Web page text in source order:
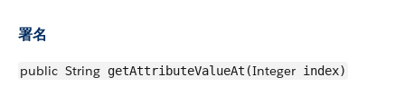
署名
public String getAttributeValueAt(Integer index)